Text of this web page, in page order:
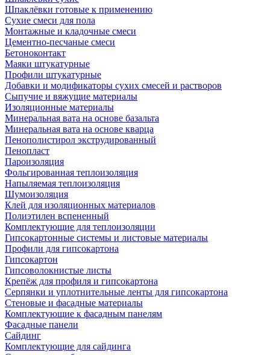
Шпаклёвки готовые к применению
Сухие смеси для пола
Монтажные и кладочные смеси
Цементно-песчаные смеси
Бетоноконтакт
Маяки штукатурные
Профили штукатурные
Добавки и модификаторы сухих смесей и растворов
Сыпучие и вяжущие материалы
Изоляционные материалы
Минеральная вата на основе базальта
Минеральная вата на основе кварца
Пенополистирол экструдированный
Пенопласт
Пароизоляция
Фольгированная теплоизоляция
Напыляемая теплоизоляция
Шумоизоляция
Клей для изоляционных материалов
Полиэтилен вспененный
Комплектующие для теплоизоляции
Гипсокартонные системы и листовые материалы
Профили для гипсокартона
Гипсокартон
Гипсоволокнистые листы
Крепёж для профиля и гипсокартона
Серпянки и уплотнительные ленты для гипсокартона
Стеновые и фасадные материалы
Комплектующие к фасадным панелям
Фасадные панели
Сайдинг
Комплектующие для сайдинга